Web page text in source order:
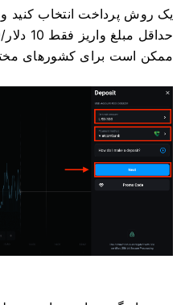
یک روش پرداخت انتخاب کنید و
ممکن است برای کشورهای